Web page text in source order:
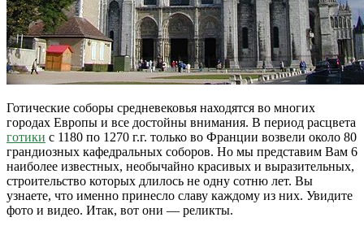
Готические соборы средневековья находятся во многих
городах Европы и все достойны внимания. В период расцвета
готики с 1180 по 1270 г.г. только во Франции возвели около 80
грандиозных кафедральных соборов. Но мы представим Вам 6
наиболее известных, необычайно красивых и выразительных,
строительство которых длилось не одну сотню лет. Вы
узнаете, что именно принесло славу каждому из них. Увидите
фото и видео. Итак, вот они — реликты.